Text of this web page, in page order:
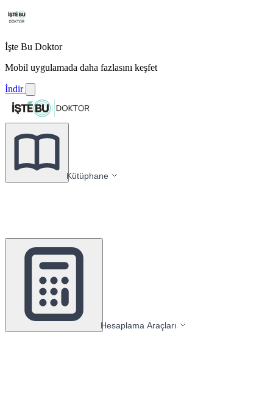
İşte Bu Doktor
Mobil uygulamada daha fazlasını keşfet
İndir
Kütüphane
Hesaplama Araçları